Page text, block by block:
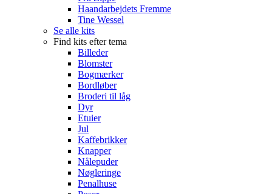
Haandarbejdets Fremme
Tine Wessel
Se alle kits
Find kits efter tema
Billeder
Blomster
Bogmærker
Bordløber
Broderi til låg
Dyr
Etuier
Jul
Kaffebrikker
Knapper
Nålepuder
Nøgleringe
Penalhuse